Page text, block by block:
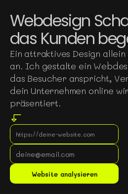
Webdesign
das Kunden
Ein attraktives Design
an. Ich gestalte ein
das Besucher anspricht,
dein Unternehmen online
präsentiert.
Website analysieren